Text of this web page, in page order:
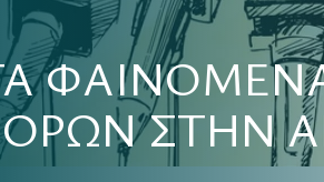
ΣΤΗΝ